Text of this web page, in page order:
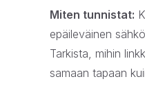
Miten tunnistat:
epäileväinen
Tarkista, mihin
samaan tapaan